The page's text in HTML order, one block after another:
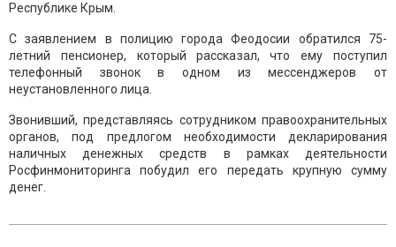
Республике Крым.
С заявлением в полицию города Феодосии обратился 75-
летний пенсионер, который рассказал, что ему поступил
телефонный звонок в одном из мессенджеров от
неустановленного лица.
Звонивший, представляясь сотрудником правоохранительных
органов, под предлогом необходимости декларирования
наличных денежных средств в рамках деятельности
Росфинмониторинга побудил его передать крупную сумму
денег.